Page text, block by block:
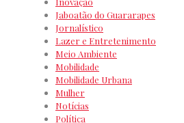
Jaboatão do Guararapes
Jornalístico
Lazer e Entretenimento
Meio Ambiente
Mobilidade
Mobilidade Urbana
Mulher
Notícias
Política